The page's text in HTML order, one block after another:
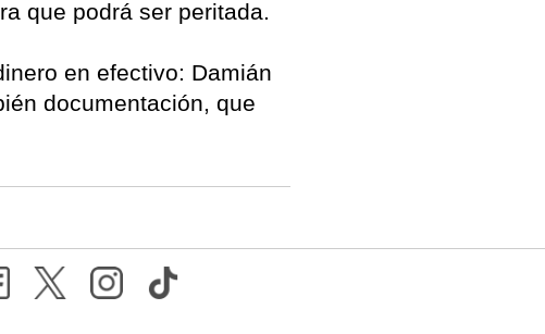
que podrá ser peritada.
en efectivo: Damián
documentación, que